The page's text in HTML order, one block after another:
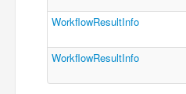
WorkflowResultInfo
WorkflowResultInfo